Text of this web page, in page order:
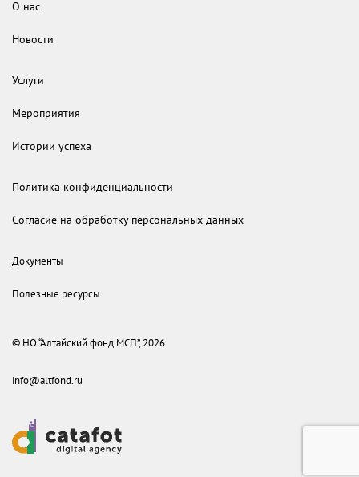
О нас
Новости
Услуги
Мероприятия
Истории успеха
Политика конфиденциальности
Согласие на обработку персональных данных
Документы
Полезные ресурсы
© НО “Алтайский фонд МСП”, 2026
info@altfond.ru